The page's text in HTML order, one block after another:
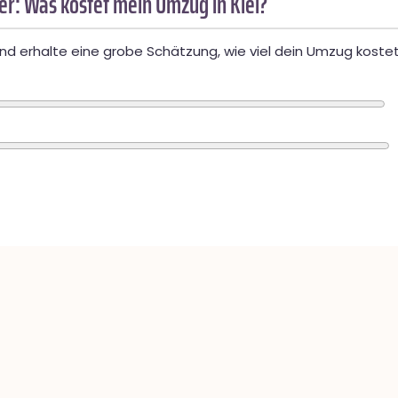
erhalte eine grobe Schätzung, wie viel dein Umzug